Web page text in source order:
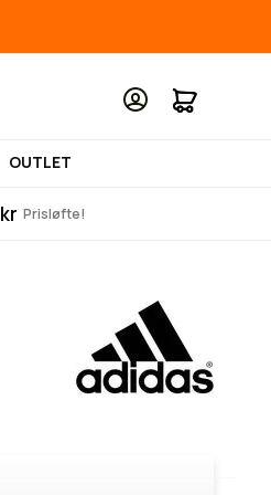
Min
OUTLET
kr Prisløfte!